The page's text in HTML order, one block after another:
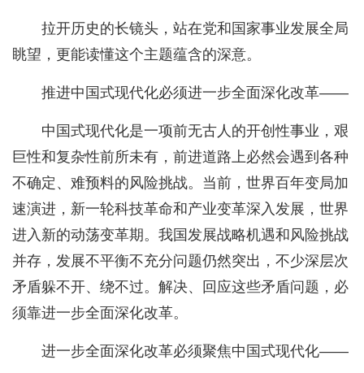
拉开历史的长镜头，站在党和国家事业发展全局
眺望，更能读懂这个主题蕴含的深意。
推进中国式现代化必须进一步全面深化改革——
中国式现代化是一项前无古人的开创性事业，艰
巨性和复杂性前所未有，前进道路上必然会遇到各种
不确定、难预料的风险挑战。当前，世界百年变局加
速演进，新一轮科技革命和产业变革深入发展，世界
进入新的动荡变革期。我国发展战略机遇和风险挑战
并存，发展不平衡不充分问题仍然突出，不少深层次
矛盾躲不开、绕不过。解决、回应这些矛盾问题，必
须靠进一步全面深化改革。
进一步全面深化改革必须聚焦中国式现代化——